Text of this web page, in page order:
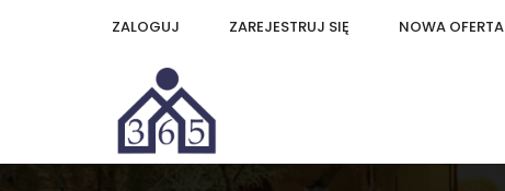
ZALOGUJ ZAREJESTRUJ SIĘ NOWA OFERTA